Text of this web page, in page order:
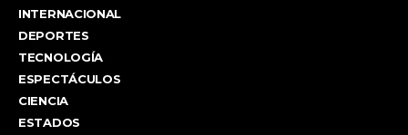
INTERNACIONAL
DEPORTES
TECNOLOGÍA
ESPECTÁCULOS
CIENCIA
ESTADOS